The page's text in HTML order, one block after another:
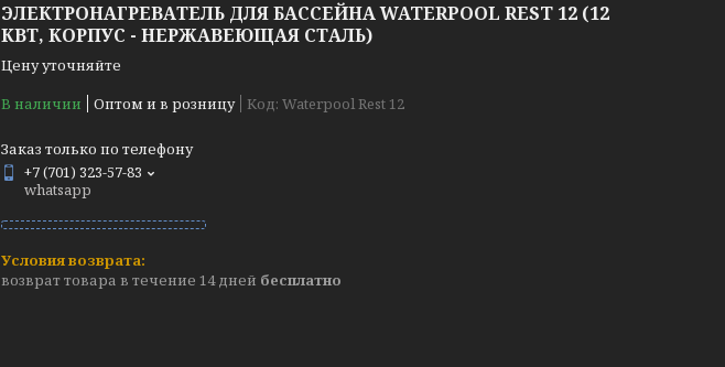
ЭЛЕКТРОНАГРЕВАТЕЛЬ ДЛЯ БАССЕЙНА WATERPOOL REST 12 (12
КВТ, КОРПУС - НЕРЖАВЕЮЩАЯ СТАЛЬ)
Цену уточняйте
В наличии
Оптом и в розницу Код: Waterpool Rest 12
Заказ только по телефону
+7 (701) 323-57-83
whatsapp
возврат товара в течение 14 дней бесплатно